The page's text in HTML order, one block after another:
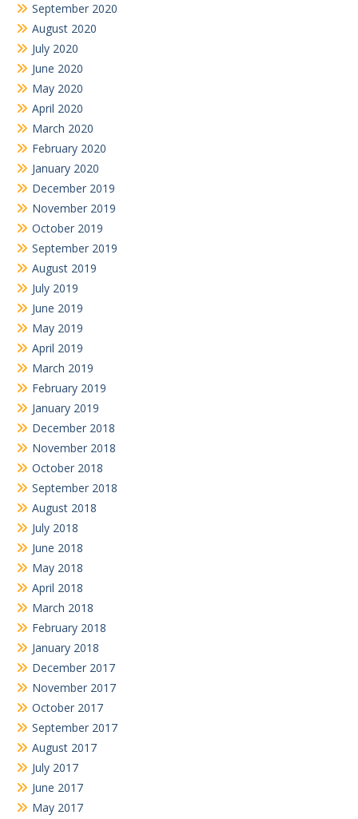
September 2020
August 2020
July 2020
June 2020
May 2020
April 2020
March 2020
February 2020
January 2020
December 2019
November 2019
October 2019
September 2019
August 2019
July 2019
June 2019
May 2019
April 2019
March 2019
February 2019
January 2019
December 2018
November 2018
October 2018
September 2018
August 2018
July 2018
June 2018
May 2018
April 2018
March 2018
February 2018
January 2018
December 2017
November 2017
October 2017
September 2017
August 2017
July 2017
June 2017
May 2017